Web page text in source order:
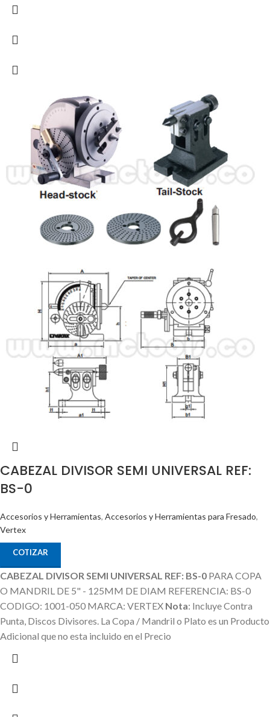
CABEZAL DIVISOR SEMI UNIVERSAL REF:
BS-0
Accesorios y Herramientas, Accesorios y Herramientas para Fresado,
Vertex
COTIZAR
CABEZAL DIVISOR SEMI UNIVERSAL REF: BS-0 PARA COPA
O MANDRIL DE 5" - 125MM DE DIAM REFERENCIA: BS-0
CODIGO: 1001-050 MARCA: VERTEX Nota: Incluye Contra
Punta, Discos Divisores. La Copa / Mandril o Plato es un Producto
Adicional que no esta incluido en el Precio